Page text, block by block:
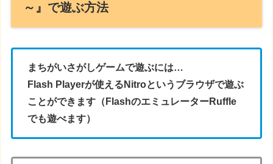
～』で遊ぶ方法
まちがいさがしゲームで遊ぶには…
Flash Playerが使えるNitroというブラウザで遊ぶ
ことができます（FlashのエミュレーターRuffle
でも遊べます）